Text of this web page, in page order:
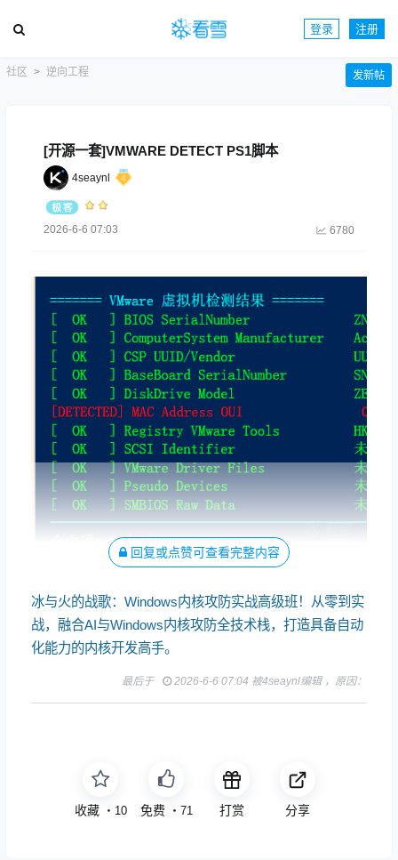
登录 注册
社区 逆向工程 发新帖
[开源一套]VMWARE DETECT PS1脚本
4seaynl
2026-6-6 07:03 6780
回复或点赞可查看完整内容
冰与火的战歌：Windows内核攻防实战高级班！从零到实
战，融合AI与Windows内核攻防全技术栈，打造具备自动
化能力的内核开发高手。
最后于 2026-6-6 07:04 被4seaynl编辑 ，原因：
收藏 ・ 10 免费 ・ 71 打赏 分享